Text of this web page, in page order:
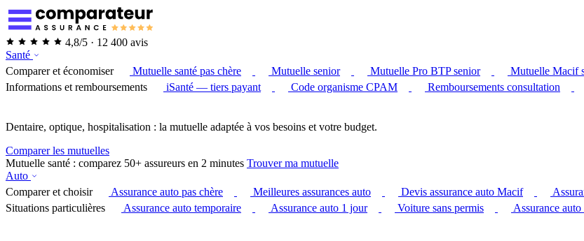
4,8/5 · 12 400 avis
Santé
Comparer et économiser
Mutuelle santé pas chère Mutuelle senior Mutuelle Pro BTP senior
Mutuelle Macif
Informations et remboursements
iSanté — tiers payant Code organisme CPAM Remboursements consultation
Dentaire, optique, hospitalisation : la mutuelle adaptée à vos besoins et votre budget.
Comparer les mutuelles
Mutuelle santé : comparez 50+ assureurs en 2 minutes Trouver ma mutuelle
Auto
Comparer et choisir
Assurance auto pas chère Meilleures assurances auto Devis assurance auto Macif
Situations particulières
Assurance auto temporaire Assurance auto 1 jour Voiture sans permis Assurance auto